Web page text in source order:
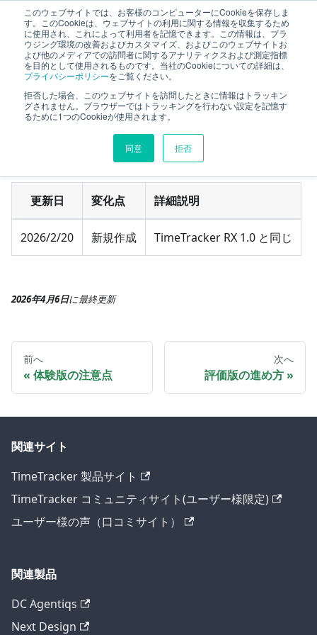
このウェブサイトでは、お客様のコンピューターにCookieを保存しま
す。このCookieは、ウェブサイトの利用に関する情報を収集するため
に使用され、これによって利用者を記憶できます。この情報は、ブラ
ウジング環境の改善およびカスタマイズ、およびこのウェブサイトお
よび他のメディアでの訪問者に関するアナリティクスおよび測定指標
を目的として使用されるものです。当社のCookieについての詳細は、
プライバシーポリシーをご覧ください。
拒否した場合、このウェブサイトを訪問したときに情報はトラッキン
グされません。ブラウザーではトラッキングを行わない設定を記憶す
るために1つのCookieが使用されます。
同意 拒否
ファーストステップガイド
体験版のご案内 更新履歴
更新履歴
体験版でご利用頂く TimeTracker RX を以下に示します。
(直近の更新順に記載致します)
更新日 変化点 詳細説明
2026/2/20 新規作成 TimeTracker RX 1.0 と同じ
2026年4月6日に最終更新
前へ
体験版の注意点
次へ
評価版の進め方
関連サイト
TimeTracker 製品サイト
TimeTracker コミュニティサイト(ユーザー様限定)
ユーザー様の声（口コミサイト）
関連製品
DC Agentiqs
Next Design